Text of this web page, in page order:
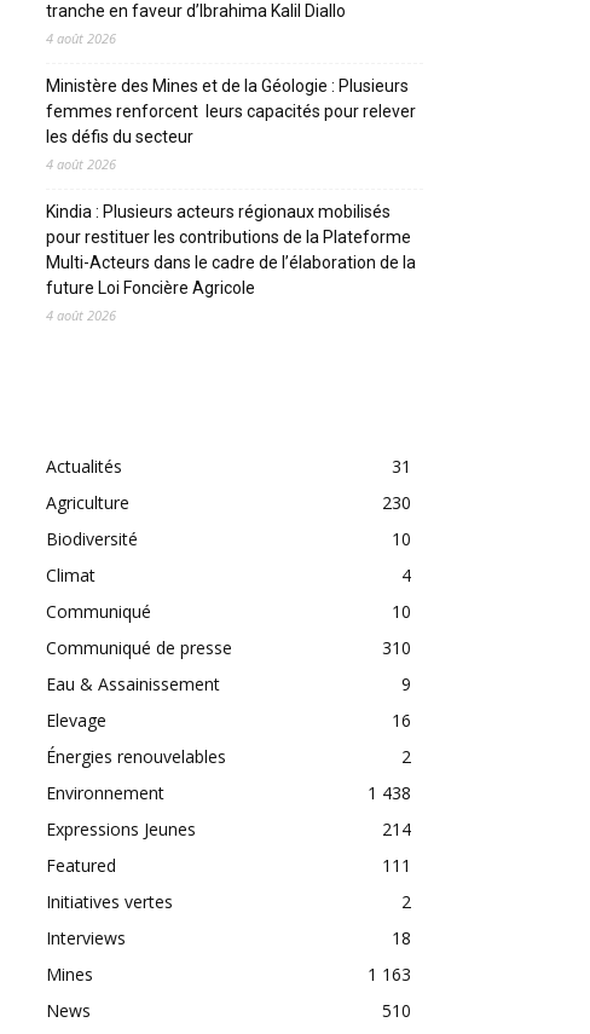
tranche en faveur d’Ibrahima Kalil Diallo
4 août 2026
Ministère des Mines et de la Géologie : Plusieurs
femmes renforcent leurs capacités pour relever
les défis du secteur
4 août 2026
Kindia : Plusieurs acteurs régionaux mobilisés
pour restituer les contributions de la Plateforme
Multi-Acteurs dans le cadre de l’élaboration de la
future Loi Foncière Agricole
4 août 2026
Actualités
31
Agriculture
230
Biodiversité
10
Climat
4
Communiqué
10
Communiqué de presse
310
Eau & Assainissement
9
Elevage
16
Énergies renouvelables
2
Environnement
1 438
Expressions Jeunes
214
Featured
111
Initiatives vertes
2
Interviews
18
Mines
1 163
News
510